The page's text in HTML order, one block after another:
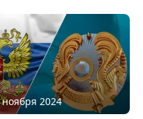
ноября 2024